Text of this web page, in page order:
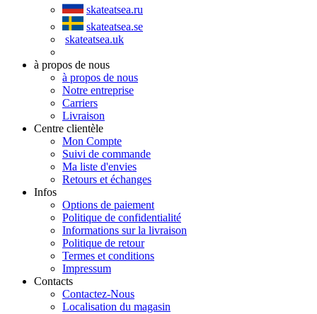
skateatsea.ru
skateatsea.se
skateatsea.uk
à propos de nous
à propos de nous
Notre entreprise
Carriers
Livraison
Centre clientèle
Mon Compte
Suivi de commande
Ma liste d'envies
Retours et échanges
Infos
Options de paiement
Politique de confidentialité
Informations sur la livraison
Politique de retour
Termes et conditions
Impressum
Contacts
Contactez-Nous
Localisation du magasin